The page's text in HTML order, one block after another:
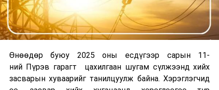
Өнөөдөр буюу 2025 оны есдүгээр сарын 11-
ний Пүрэв гарагт цахилгаан шугам сүлжээнд хийх
засварын хуваарийг танилцуулж байна. Хэрэглэгчид